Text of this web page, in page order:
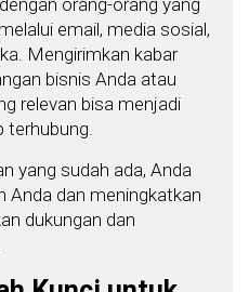
email, media sosial,
Mengirimkan kabar
bisnis Anda atau
relevan bisa menjadi
yang sudah ada, Anda
Anda dan meningkatkan
dukungan dan